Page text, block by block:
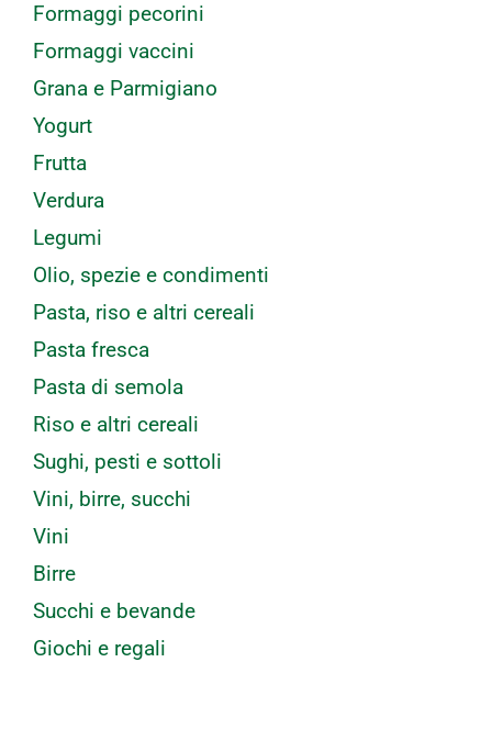
Formaggi pecorini
Formaggi vaccini
Grana e Parmigiano
Yogurt
Frutta
Verdura
Legumi
Olio, spezie e condimenti
Pasta, riso e altri cereali
Pasta fresca
Pasta di semola
Riso e altri cereali
Sughi, pesti e sottoli
Vini, birre, succhi
Vini
Birre
Succhi e bevande
Giochi e regali